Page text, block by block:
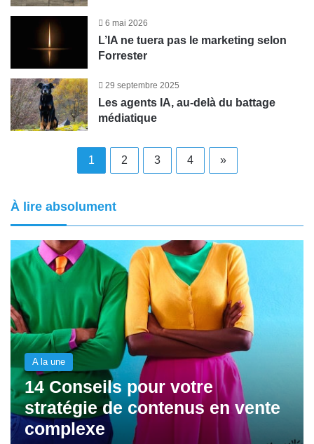
6 mai 2026
L’IA ne tuera pas le marketing selon
Forrester
29 septembre 2025
Les agents IA, au-delà du battage
médiatique
1 2 3 4 »
À lire absolument
A la une
14 Conseils pour votre
stratégie de contenus en vente
complexe